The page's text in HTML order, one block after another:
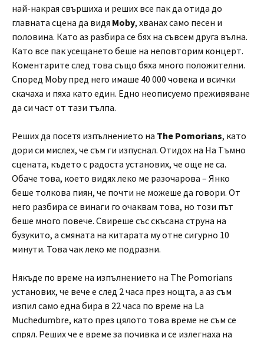
най-накрая свършиха и реших все пак да отида до
главната сцена да видя Moby, хванах само песен и
половина. Като аз разбира се бях на съвсем друга вълна.
Като все пак усещането беше на неповторим концерт.
Коментарите след това също бяха много положителни.
Според Moby пред него имаше 40 000 човека и всички
скачаха и пяха като един. Едно неописуемо преживяване
да си част от тази тълпа.
Реших да посетя изпълнението на The Pomorians, като
дори си мислех, че съм ги изпуснал. Отидох на На Тъмно
сцената, където с радоста установих, че още не са.
Обаче това, което видях леко ме разочарова – Янко
беше толкова пиян, че почти не можеше да говори. От
него разбира се винаги го очаквам това, но този път
беше много повече. Свиреше със скъсана струна на
бузукито, а смяната на китарата му отне сигурно 10
минути. Това чак леко ме подразни.
Някъде по време на изпълнението на The Pomorians
установих, че вече е след 2 часа през нощта, а аз съм
изпил само една бира в 22 часа по време на La
Muchedumbre, като през цялото това време не съм се
спрял. Реших че е време за почивка и се излегнаха на